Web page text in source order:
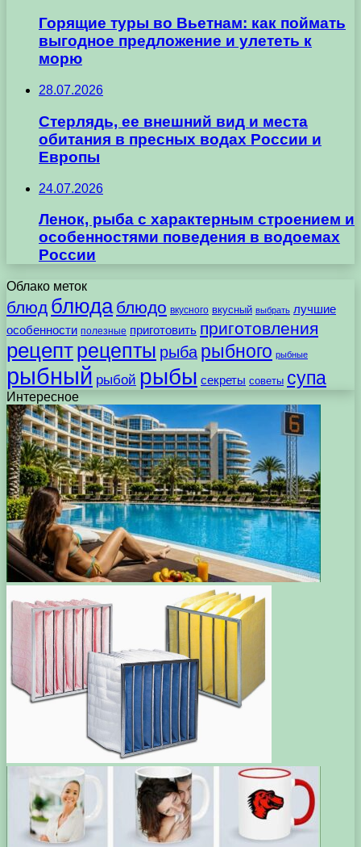
Горящие туры во Вьетнам: как поймать
выгодное предложение и улететь к
морю
28.07.2026
Стерлядь, ее внешний вид и места
обитания в пресных водах России и
Европы
24.07.2026
Ленок, рыба с характерным строением и
особенностями поведения в водоемах
России
Облако меток
блюд блюда блюдо вкусного вкусный выбрать лучшие
особенности полезные приготовить приготовления
рецептрецепты рыба рыбного рыбные
рыбный рыбой рыбы секреты советы супа
Интересное